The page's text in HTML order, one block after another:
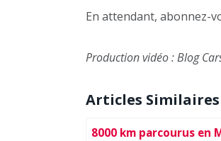
En attendant, abonnez-
Production vidéo : Blog
Articles Similaires
8000 km parcourus en